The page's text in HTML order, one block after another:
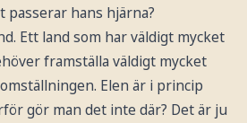
passerar hans hjärna?
Ett land som har väldigt mycket
framställa väldigt mycket
Elen är i princip
gör man det inte där? Det är ju